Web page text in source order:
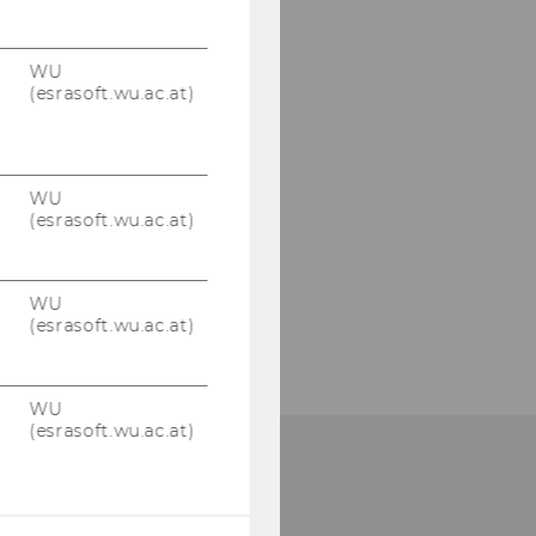
WU
(esrasoft.wu.ac.at)
WU
(esrasoft.wu.ac.at)
WU
(esrasoft.wu.ac.at)
WU
(esrasoft.wu.ac.at)